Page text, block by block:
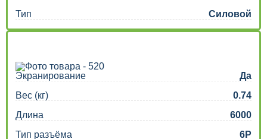
Тип
Силовой
Экранирование
Да
Вес (кг)
0.74
Длина
6000
Тип разъёма
6P